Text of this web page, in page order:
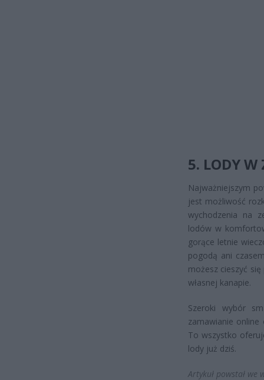
5. LODY W
Najważniejszym
jest możliwość
wychodzenia na
lodów w
gorące letnie
pogodą ani
możesz cieszyć
własnej kanapie.
Szeroki wybór
zamawianie online
To wszystko
lody już dziś.
Artykuł powstał we